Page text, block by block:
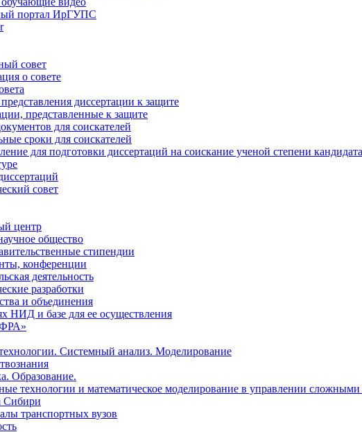
портал ИрГУПС
совет
о совете
диссертации к защите
представленные к защите
для соискателей
сроки для соискателей
для подготовки диссертаций на соискание ученой степени
совет
центр
общество
стипендии
конференции
деятельность
разработки
и объединения
НИД и базе для ее осуществления
Системный анализ. Моделирование
Образование.
технологии и математическое моделирование в управлении сложными
Сибири
транспортных вузов